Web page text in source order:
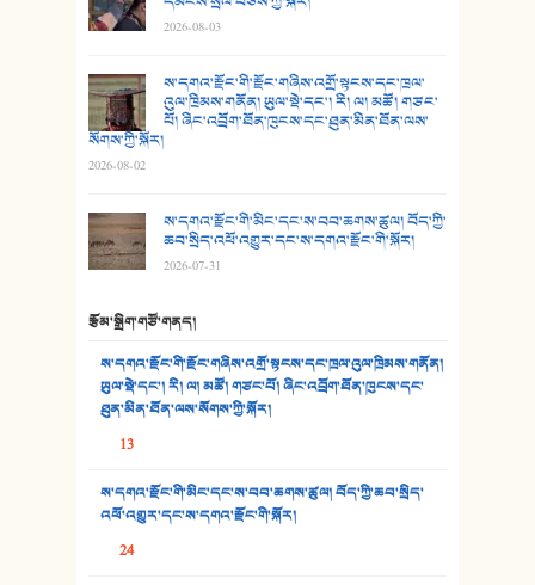
26. ཨ་མའི་ཐང་ཁུག
27. ལྕེ་བདེ་ཞོལ་གྱི་པང་གདན།
28. སྟོད་གཞས། - ཕན་ཐོག
30. སི་ལིང་འབྲི་མོ། - ཕན་ཐོག
31. ཕ་ཡུལ་ཡར་ཀླུང་།
32. ཨ་མ།
33. འཛོམས་པའི་ལམ།
34. ཉི་མ་སེམས་ལ་ཞོག་དང་། - ཟླ་སྒྲོན།
36. ཟླ་གཞོན་སྙན་དབྱངས། - ཟླ་སྒྲོན།
2026-08-03
ས་དགའ་རྫོང་གི་རྫོང་གཞིས་འགྲོ་སྟངས་དང་ཁྲལ་
འུལ་ཁྲིམས་གནོན། ཡུལ་སྡེ་དང་། རི། ལ། མཚོ། གཙང་
པོ། ཞིང་འབྲོག་ཐོན་ཁུངས་དང་ཐུན་མིན་ཐོན་ལས་
སོགས་ཀྱི་སྐོར།
2026-08-02
ས་དགའ་རྫོང་གི་མིང་དང་ས་བབ་ཆགས་ཚུལ། བོད་ཀྱི་
ཆབ་སྲིད་འཕོ་འགྱུར་དང་ས་དགའ་རྫོང་གི་སྐོར།
2026-07-31
རྩོམ་སྒྲིག་གཙོ་གནད།
ས་དགའ་རྫོང་གི་རྫོང་གཞིས་འགྲོ་སྟངས་དང་ཁྲལ་འུལ་ཁྲིམས་གནོན།
ཡུལ་སྡེ་དང་། རི། ལ། མཚོ། གཙང་པོ། ཞིང་འབྲོག་ཐོན་ཁུངས་དང་
ཐུན་མིན་ཐོན་ལས་སོགས་ཀྱི་སྐོར།
13
ས་དགའ་རྫོང་གི་མིང་དང་ས་བབ་ཆགས་ཚུལ། བོད་ཀྱི་ཆབ་སྲིད་
འཕོ་འགྱུར་དང་ས་དགའ་རྫོང་གི་སྐོར།
24